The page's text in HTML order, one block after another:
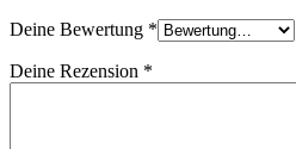
Deine Bewertung *
Deine Rezension *